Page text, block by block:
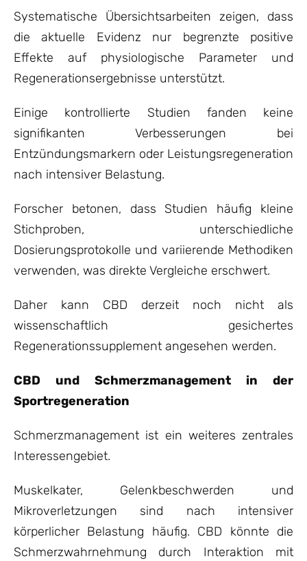
Systematische Übersichtsarbeiten zeigen, dass
die aktuelle Evidenz nur begrenzte positive
Effekte auf physiologische Parameter und
Regenerationsergebnisse unterstützt.
Einige kontrollierte Studien fanden keine
signifikanten Verbesserungen bei
Entzündungsmarkern oder Leistungsregeneration
nach intensiver Belastung.
Forscher betonen, dass Studien häufig kleine
Stichproben, unterschiedliche
Dosierungsprotokolle und variierende Methodiken
verwenden, was direkte Vergleiche erschwert.
Daher kann CBD derzeit noch nicht als
wissenschaftlich gesichertes
Regenerationssupplement angesehen werden.
CBD und Schmerzmanagement in der
Sportregeneration
Schmerzmanagement ist ein weiteres zentrales
Interessengebiet.
Muskelkater, Gelenkbeschwerden und
Mikroverletzungen sind nach intensiver
körperlicher Belastung häufig. CBD könnte die
Schmerzwahrnehmung durch Interaktion mit